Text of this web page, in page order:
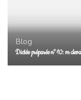
Blog
Dictée préparée n°10: m